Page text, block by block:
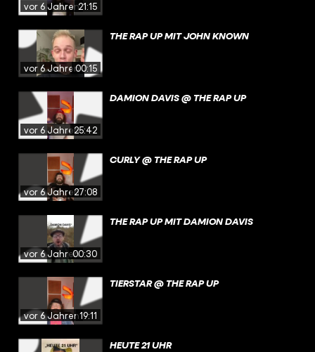
vor 6 Jahren21:15
vor 6 Jahren00:15
THE RAP UP MIT JOHN KNOWN
vor 6 Jahren25:42
DAMION DAVIS @ THE RAP UP
vor 6 Jahren27:08
CURLY @ THE RAP UP
vor 6 Jahren00:30
THE RAP UP MIT DAMION DAVIS
vor 6 Jahren19:11
TIERSTAR @ THE RAP UP
HEUTE 21 UHR